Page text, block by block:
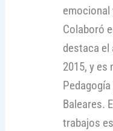
Colaboró
destaca el
2015, y es
Baleares.
trabajos